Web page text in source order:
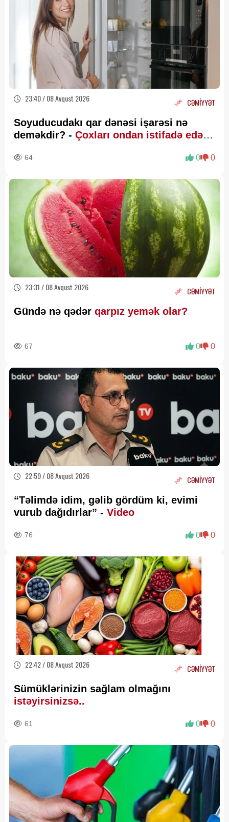
23:40 / 08 Avqust 2026 CƏMİYYƏT
Soyuducudakı qar dənəsi işarəsi nə
deməkdir? - Çoxları ondan istifadə edə
64 0 0
23:31 / 08 Avqust 2026 CƏMİYYƏT
Gündə nə qədər qarpız yemək olar?
67 0 0
22:59 / 08 Avqust 2026 CƏMİYYƏT
“Təlimdə idim, gəlib gördüm ki, evimi
vurub dağıdırlar” - Video
76 0 0
22:42 / 08 Avqust 2026 CƏMİYYƏT
Sümüklərinizin sağlam olmağını
istəyirsinizsə..
61 0 0